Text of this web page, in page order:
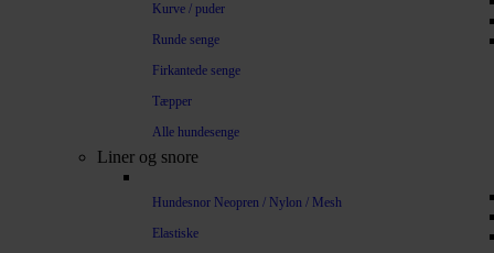
Kurve / puder
Runde senge
Firkantede senge
Tæpper
Alle hundesenge
Liner og snore
Hundesnor Neopren / Nylon / Mesh
Elastiske